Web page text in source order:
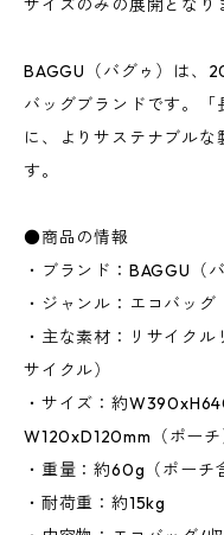
サイズのみの展開となり
BAGGU（バグゥ）は、
バッグブランドです。
に、よりサステナブル
す。
●商品の情報
・ブランド：BAGGU（
・ジャンル：エコバッグ
・主な素材：リサイク
サイクル）
・サイズ：約
W120xD120mm（ポーチ
・重量：約60g（ポーチ
・耐荷重：約15kg